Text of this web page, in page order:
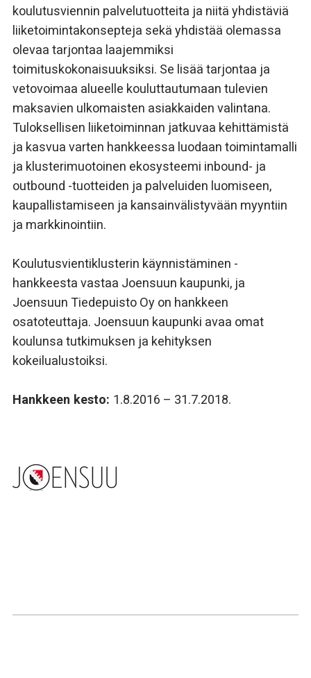
koulutusviennin palvelutuotteita ja niitä yhdistäviä
liiketoimintakonsepteja sekä yhdistää olemassa
olevaa tarjontaa laajemmiksi
toimituskokonaisuuksiksi. Se lisää tarjontaa ja
vetovoimaa alueelle kouluttautumaan tulevien
maksavien ulkomaisten asiakkaiden valintana.
Tuloksellisen liiketoiminnan jatkuvaa kehittämistä
ja kasvua varten hankkeessa luodaan toimintamalli
ja klusterimuotoinen ekosysteemi inbound- ja
outbound -tuotteiden ja palveluiden luomiseen,
kaupallistamiseen ja kansainvälistyvään myyntiin
ja markkinointiin.
Koulutusvientiklusterin käynnistäminen -
hankkeesta vastaa Joensuun kaupunki, ja
Joensuun Tiedepuisto Oy on hankkeen
osatoteuttaja. Joensuun kaupunki avaa omat
koulunsa tutkimuksen ja kehityksen
kokeilualustoiksi.
Hankkeen kesto: 1.8.2016 – 31.7.2018.